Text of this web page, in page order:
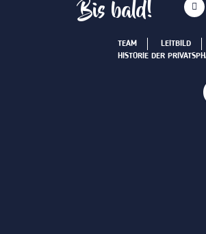
Bis bald!
TEAM LEITBILD
HISTORIE DER